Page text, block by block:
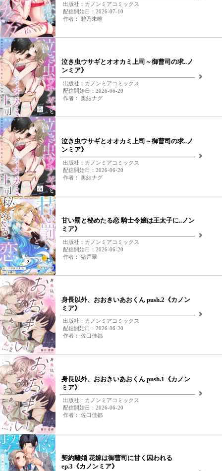
出版社：カノンミアコミックス
配信開始日：2026-07-10
作者： 碧乃未唯
泣き虫ウサギとオオカミ上司～御曹司の求..ノ
ンミア》
出版社：カノンミアコミックス
配信開始日：2026-06-20
作者： 奥結ナグ
泣き虫ウサギとオオカミ上司～御曹司の求..ノ
ンミア》
出版社：カノンミアコミックス
配信開始日：2026-06-20
作者： 奥結ナグ
甘い罰と秘めたる恋 騎士令嬢は王太子に..ノン
ミア》
出版社：カノンミアコミックス
配信開始日：2026-06-20
作者： 猪戸翠
身長以外、おおきいあおくん push.2《カノン
ミア》
出版社：カノンミアコミックス
配信開始日：2026-06-20
作者： 佐口佳都
身長以外、おおきいあおくん push.1《カノン
ミア》
出版社：カノンミアコミックス
配信開始日：2026-06-20
作者： 佐口佳都
契約離婚 花嫁は御曹司に甘く囚われる
ep.3《カノンミア》